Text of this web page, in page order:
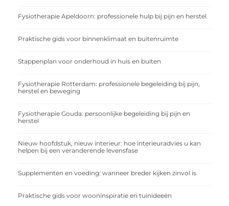
Fysiotherapie Apeldoorn: professionele hulp bij pijn en herstel
Praktische gids voor binnenklimaat en buitenruimte
Stappenplan voor onderhoud in huis en buiten
Fysiotherapie Rotterdam: professionele begeleiding bij pijn,
herstel en beweging
Fysiotherapie Gouda: persoonlijke begeleiding bij pijn en
herstel
Nieuw hoofdstuk, nieuw interieur: hoe interieuradvies u kan
helpen bij een veranderende levensfase
Supplementen en voeding: wanneer breder kijken zinvol is
Praktische gids voor wooninspiratie en tuinideeën